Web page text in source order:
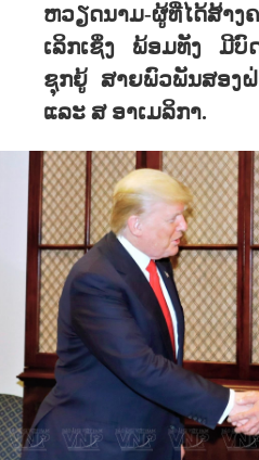
ຫວຽດນາມ-ຜູ້ທີ່ໄດ້ສ້າງ
ເລິກເຊິ່ງ ພ້ອມທັງ ມີບົ
ຊຸກຍູ້ ສາຍພົວພັນສອງ
ແລະ ສ ອາເມລິກາ.